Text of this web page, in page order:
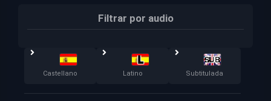
Filtrar por audio
Castellano Latino Subtitulada